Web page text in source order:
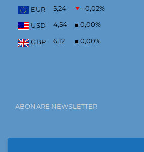
EUR
5,24 –0,02%
USD 4,54 0,00%
GBP 6,12 0,00%
ABONARE NEWSLETTER